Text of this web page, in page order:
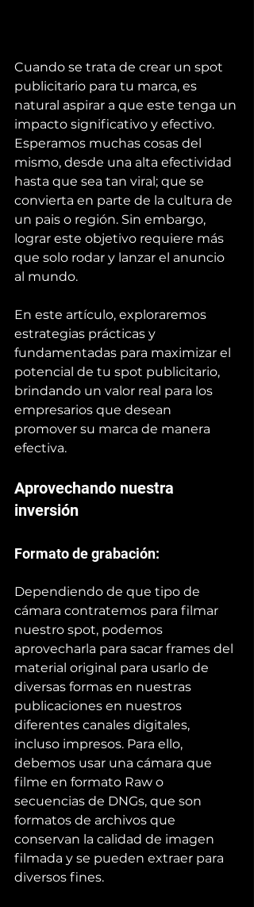
Cuando se trata de crear un spot
publicitario para tu marca, es
natural aspirar a que este tenga un
impacto significativo y efectivo.
Esperamos muchas cosas del
mismo, desde una alta efectividad
hasta que sea tan viral; que se
convierta en parte de la cultura de
un pais o región. Sin embargo,
lograr este objetivo requiere más
que solo rodar y lanzar el anuncio
al mundo.
En este artículo, exploraremos
estrategias prácticas y
fundamentadas para maximizar el
potencial de tu spot publicitario,
brindando un valor real para los
empresarios que desean
promover su marca de manera
efectiva.
Aprovechando nuestra
inversión
Formato de grabación:
Dependiendo de que tipo de
cámara contratemos para filmar
nuestro spot, podemos
aprovecharla para sacar frames del
material original para usarlo de
diversas formas en nuestras
publicaciones en nuestros
diferentes canales digitales,
incluso impresos. Para ello,
debemos usar una cámara que
filme en formato Raw o
secuencias de DNGs, que son
formatos de archivos que
conservan la calidad de imagen
filmada y se pueden extraer para
diversos fines.